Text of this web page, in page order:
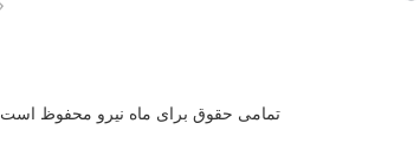
تمامی حقوق برای ماه نیرو محفوظ است